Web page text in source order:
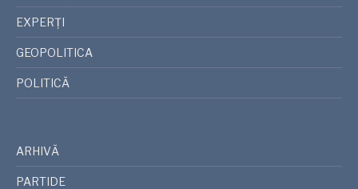
EXPERȚI
GEOPOLITICA
POLITICĂ
ARHIVĂ
PARTIDE